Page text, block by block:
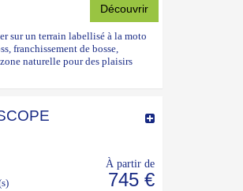
Découvrir
sur un terrain labellisé à la moto
franchissement de bosse,
naturelle pour des plaisirs
À partir de
745 €